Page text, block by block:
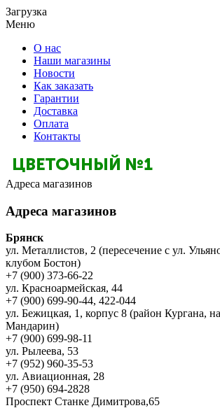
Загрузка
Меню
О нас
Наши магазины
Новости
Как заказать
Гарантии
Доставка
Оплата
Контакты
Адреса магазинов
Адреса магазинов
Брянск
ул. Металлистов, 2 (пересечение с ул.
клубом Бостон)
+7 (900) 373-66-22
ул. Красноармейская, 44
+7 (900) 699-90-44, 422-044
ул. Бежицкая, 1, корпус 8 (район Кургана,
Мандарин)
+7 (900) 699-98-11
ул. Рылеева, 53
+7 (952) 960-35-53
ул. Авиационная, 28
+7 (950) 694-2828
Проспект Станке Димитрова,65